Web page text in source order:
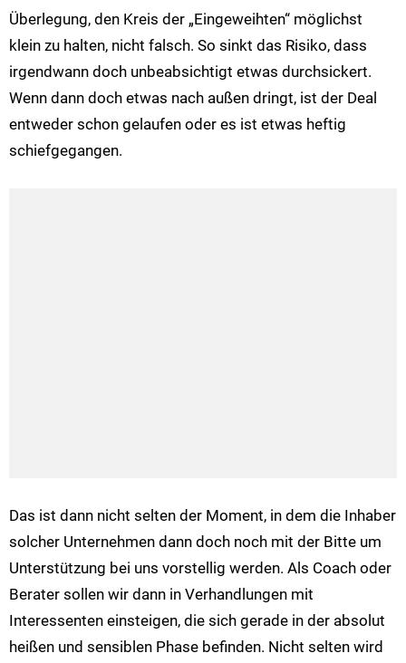
Überlegung, den Kreis der „Eingeweihten“ möglichst
klein zu halten, nicht falsch. So sinkt das Risiko, dass
irgendwann doch unbeabsichtigt etwas durchsickert.
Wenn dann doch etwas nach außen dringt, ist der Deal
entweder schon gelaufen oder es ist etwas heftig
schiefgegangen.
Das ist dann nicht selten der Moment, in dem die Inhaber
solcher Unternehmen dann doch noch mit der Bitte um
Unterstützung bei uns vorstellig werden. Als Coach oder
Berater sollen wir dann in Verhandlungen mit
Interessenten einsteigen, die sich gerade in der absolut
heißen und sensiblen Phase befinden. Nicht selten wird